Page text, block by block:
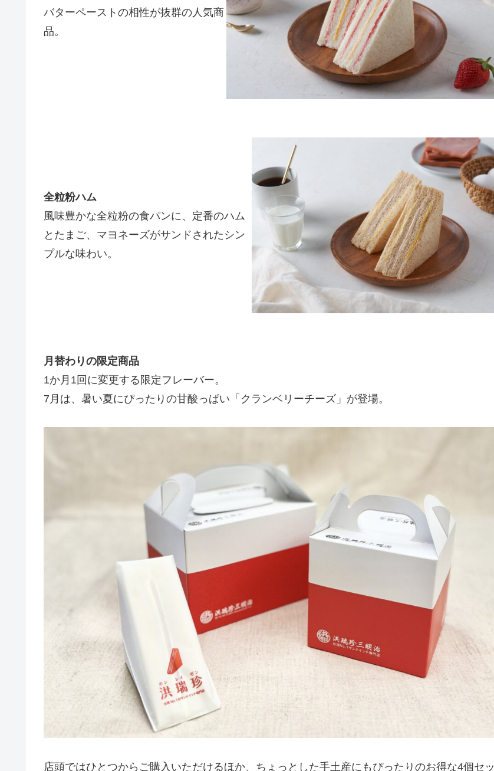
バターペーストの相性が抜群の人気商
品。
全粒粉ハム
風味豊かな全粒粉の食パンに、定番のハム
とたまご、マヨネーズがサンドされたシン
プルな味わい。
月替わりの限定商品
1か月1回に変更する限定フレーバー。
7月は、暑い夏にぴったりの甘酸っぱい「クランベリーチーズ」が登場。
店頭ではひとつからご購入いただけるほか、ちょっとした手土産にもぴったりのお得な4個セッ